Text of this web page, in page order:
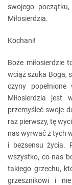
swojego
Miłosierdzia.
Kochani!
Boże miłosierdzie
wciąż szuka Boga,
czyny
Miłosierdzia
przemyśleć swoje
raz pierwszy, tę
nas wyrwać z tych
i bezsensu życia.
wszystko, co nas
takiego grzechu,
grzesznikowi i